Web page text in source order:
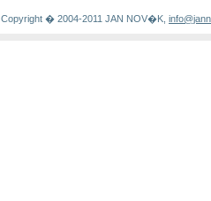
Copyright � 2004-2011 JAN NOV�K,